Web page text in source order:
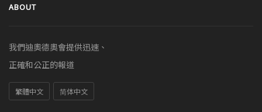
ABOUT
我們迪奧德奧會提供迅速、
正確和公正的報道
繁體中文 简体中文